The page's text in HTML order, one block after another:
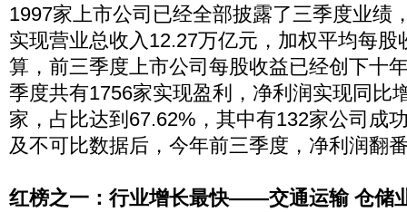
1997家上市公司已经全部披露了三季度业绩
实现营业总收入12.27万亿元，加权平均每股
算，前三季度上市公司每股收益已经创下十
季度共有1756家实现盈利，净利润实现同比
家，占比达到67.62%，其中有132家公司成
及不可比数据后，今年前三季度，净利润翻
红榜之一：行业增长最快——交通运输 仓储